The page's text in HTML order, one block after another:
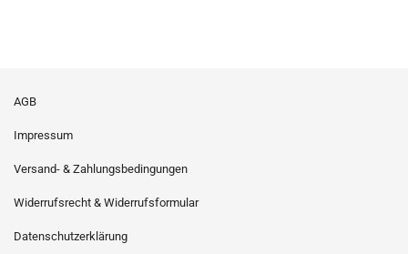
AGB
Impressum
Versand- & Zahlungsbedingungen
Widerrufsrecht & Widerrufsformular
Datenschutzerklärung